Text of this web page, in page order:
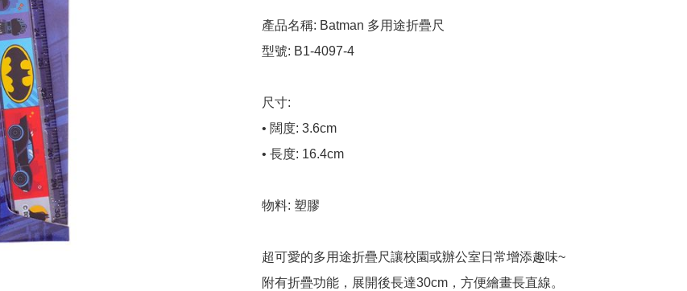
產品名稱: Batman 多用途折疊尺
型號: B1-4097-4
尺寸:
• 闊度: 3.6cm
• 長度: 16.4cm
物料: 塑膠
超可愛的多用途折疊尺讓校園或辦公室日常增添趣味~
附有折疊功能，展開後長達30cm，方便繪畫長直線。